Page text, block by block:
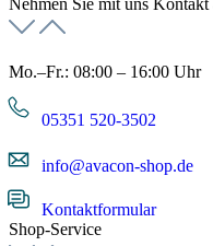
Nehmen Sie mit uns Kontakt
Mo.–Fr.: 08:00 – 16:00 Uhr
05351 520-3502
info@avacon-shop.de
Kontaktformular
Shop-Service